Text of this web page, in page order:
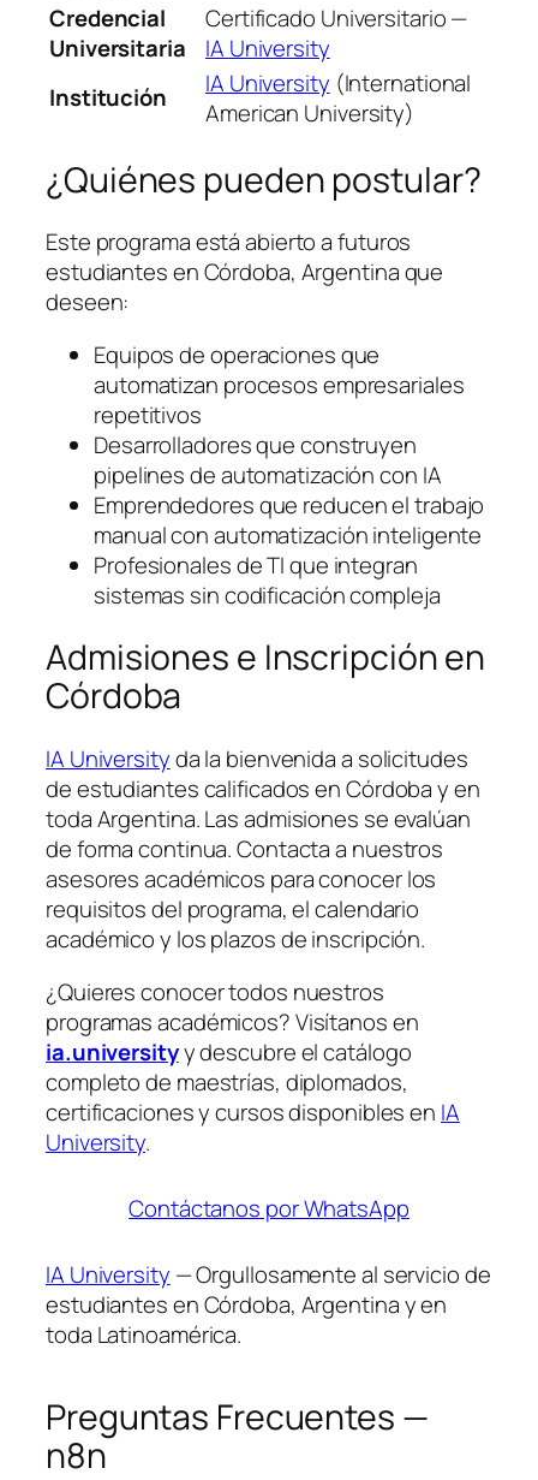
Credencial
Universitaria
Certificado Universitario —
IA University
Institución
IA University (International
American University)
¿Quiénes pueden postular?
Este programa está abierto a futuros
estudiantes en Córdoba, Argentina que
deseen:
Equipos de operaciones que
automatizan procesos empresariales
repetitivos
Desarrolladores que construyen
pipelines de automatización con IA
Emprendedores que reducen el trabajo
manual con automatización inteligente
Profesionales de TI que integran
sistemas sin codificación compleja
Admisiones e Inscripción en
Córdoba
IA Universityda la bienvenida a solicitudes
de estudiantes calificados en Córdoba y en
toda Argentina. Las admisiones se evalúan
de forma continua. Contacta a nuestros
asesores académicos para conocer los
requisitos del programa, el calendario
académico y los plazos de inscripción.
¿Quieres conocer todos nuestros
programas académicos? Visítanos en
ia.universityy descubre el catálogo
completo de maestrías, diplomados,
certificaciones y cursos disponibles en IA
University.
Contáctanos por WhatsApp
IA University — Orgullosamente al servicio de
estudiantes en Córdoba, Argentina y en
toda Latinoamérica.
Preguntas Frecuentes —
n8n